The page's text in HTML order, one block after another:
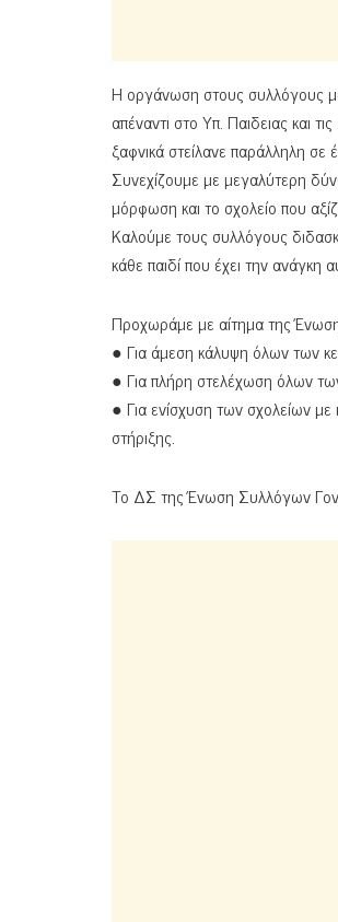
Η οργάνωση στους συλλόγους
απέναντι στο Υπ. Παιδειας και
ξαφνικά στείλανε παράλληλη σε
Συνεχίζουμε με μεγαλύτερη
μόρφωση και το σχολείο που
Καλούμε τους συλλόγους
κάθε παιδί που έχει την
Προχωράμε με αίτημα της
● Για άμεση κάλυψη όλων των
● Για πλήρη στελέχωση όλων
● Για ενίσχυση των σχολείων με
στήριξης.
Το ΔΣ της Ένωση Συλλόγων